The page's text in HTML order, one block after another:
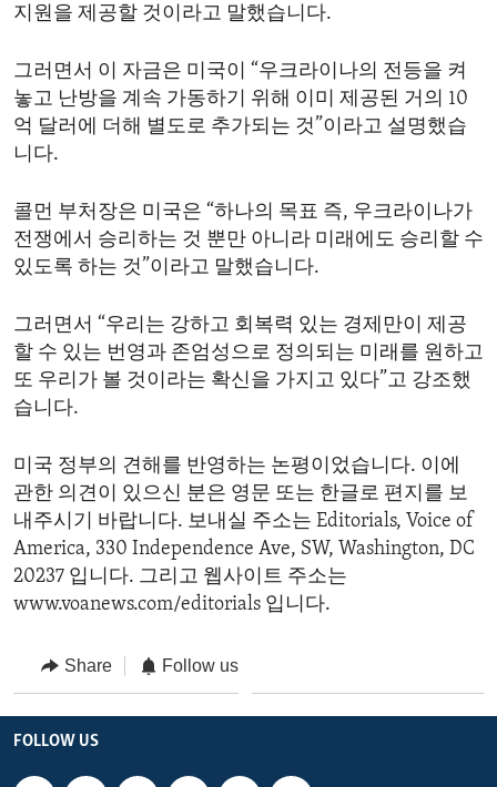
지원을 제공할 것이라고 말했습니다.
그러면서 이 자금은 미국이 “우크라이나의 전등을 켜
놓고 난방을 계속 가동하기 위해 이미 제공된 거의 10
억 달러에 더해 별도로 추가되는 것”이라고 설명했습
니다.
콜먼 부처장은 미국은 “하나의 목표 즉, 우크라이나가
전쟁에서 승리하는 것 뿐만 아니라 미래에도 승리할 수
있도록 하는 것”이라고 말했습니다.
그러면서 “우리는 강하고 회복력 있는 경제만이 제공
할 수 있는 번영과 존엄성으로 정의되는 미래를 원하고
또 우리가 볼 것이라는 확신을 가지고 있다”고 강조했
습니다.
미국 정부의 견해를 반영하는 논평이었습니다. 이에
관한 의견이 있으신 분은 영문 또는 한글로 편지를 보
내주시기 바랍니다. 보내실 주소는 Editorials, Voice of
America, 330 Independence Ave, SW, Washington, DC
20237 입니다. 그리고 웹사이트 주소는
www.voanews.com/editorials 입니다.
Share Follow us
FOLLOW US